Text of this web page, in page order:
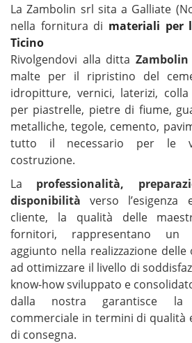
La Zambolin srl sita a Galliate
nella fornitura di materiali per
Ticino
Rivolgendovi alla ditta
malte per il ripristino del
idropitture, vernici, laterizi,
per piastrelle, pietre di fiume,
metalliche, tegole, cemento,
tutto il necessario per le
costruzione.
La professionalità,
disponibilità verso
cliente, la qualità delle
fornitori, rappresentano un
aggiunto nella realizzazione
ad ottimizzare il livello di
know-how sviluppato e
dalla nostra garantisce la
commerciale in termini di qualità
di consegna.